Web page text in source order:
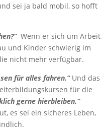
sei ja bald mobil, so hofft
Wenn er sich um Arbeit
und Kinder schwierig im
nicht mehr verfügbar.
für alles fahren.“Und das
für die
gerne hierbleiben.“
es sei ein sicheres Leben,